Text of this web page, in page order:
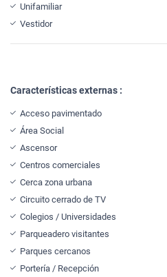
Unifamiliar
Vestidor
Características externas :
Acceso pavimentado
Área Social
Ascensor
Centros comerciales
Cerca zona urbana
Circuito cerrado de TV
Colegios / Universidades
Parqueadero visitantes
Parques cercanos
Portería / Recepción